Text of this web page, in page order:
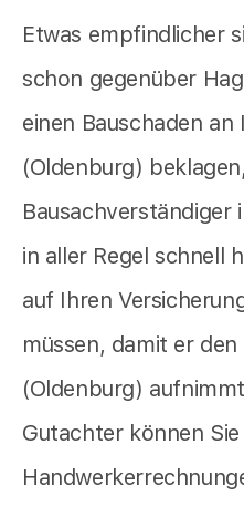
Etwas empfindlicher
schon gegenüber
einen Bauschaden
(Oldenburg)
Bausachverständiger
in aller Regel schnell
auf Ihren
müssen, damit er
(Oldenburg)
Gutachter können